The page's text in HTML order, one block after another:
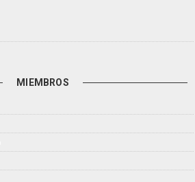
MIEMBROS